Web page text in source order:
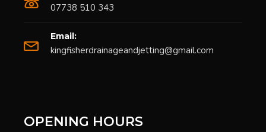
07738 510 343
Email:
kingfisherdrainageandjetting@gmail.com
OPENING HOURS